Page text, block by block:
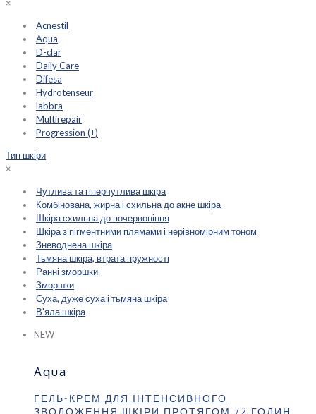
×
Acnestil
Aqua
D-clar
Daily Care
Difesa
Hydrotenseur
labbra
Multirepair
Progression (+)
Тип шкіри
×
Чутлива та гіперчутлива шкіра
Комбінована, жирна і схильна до акне шкіра
Шкіра схильна до почервоніння
Шкіра з пігментними плямами і нерівномірним тоном
Зневоднена шкіра
Тьмяна шкіра, втрата пружності
Ранні зморшки
Зморшки
Суха, дуже суха і тьмяна шкіра
В'яла шкіра
NEW
Aqua
ГЕЛЬ-КРЕМ ДЛЯ ІНТЕНСИВНОГО
ЗВОЛОЖЕННЯ ШКІРИ ПРОТЯГОМ 72 ГОДИН